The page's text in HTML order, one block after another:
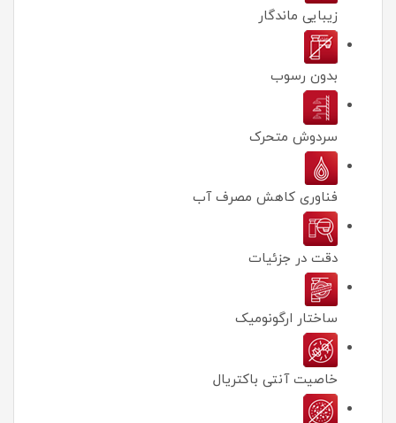
زیبایی ماندگار
بدون رسوب
سردوش متحرک
فناوری کاهش مصرف آب
دقت در جزئیات
ساختار ارگونومیک
خاصیت آنتی باکتریال